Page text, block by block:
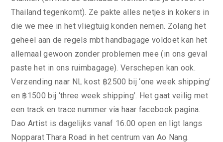
Thailand tegenkomt). Ze pakte alles netjes in kokers in
die we mee in het vliegtuig konden nemen. Zolang het
geheel aan de regels mbt handbagage voldoet kan het
allemaal gewoon zonder problemen mee (in ons geval
paste het in ons ruimbagage). Verschepen kan ook.
Verzending naar NL kost ฿2500 bij ‘one week shipping’
en ฿1500 bij ‘three week shipping’. Het gaat veilig met
een track en trace nummer via haar facebook pagina.
Dao Artist is dagelijks vanaf 16.00 open en ligt langs
Nopparat Thara Road in het centrum van Ao Nang.